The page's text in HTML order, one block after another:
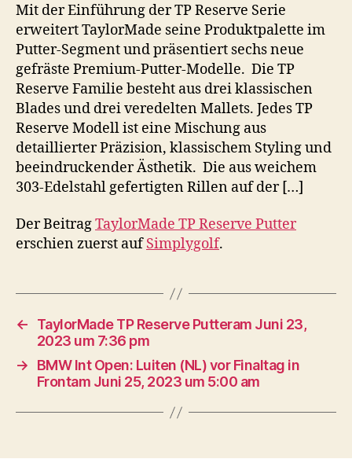
Mit der Einführung der TP Reserve Serie
erweitert TaylorMade seine Produktpalette im
Putter-Segment und präsentiert sechs neue
gefräste Premium-Putter-Modelle. Die TP
Reserve Familie besteht aus drei klassischen
Blades und drei veredelten Mallets. Jedes TP
Reserve Modell ist eine Mischung aus
detaillierter Präzision, klassischem Styling und
beeindruckender Ästhetik. Die aus weichem
303-Edelstahl gefertigten Rillen auf der […]
Der BeitragTaylorMade TP Reserve Putter
erschien zuerst aufSimplygolf.
←
TaylorMade TP Reserve Putteram Juni 23,
2023 um 7:36 pm
→
BMW Int Open: Luiten (NL) vor Finaltag in
Frontam Juni 25, 2023 um 5:00 am